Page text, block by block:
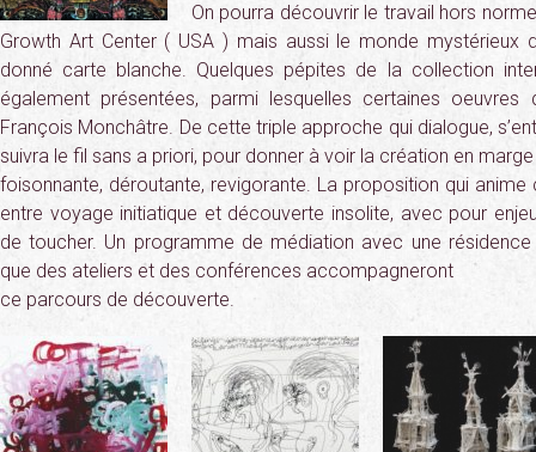
On pourra découvrir le travail hors
Growth Art Center ( USA ) mais aussi le monde mystérieux
donné carte blanche. Quelques pépites de la collection
également présentées, parmi lesquelles certaines oeuvres
François Monchâtre. De cette triple approche qui dialogue,
suivra le fil sans a priori, pour donner à voir la création en marge
foisonnante, déroutante, revigorante. La proposition qui
entre voyage initiatique et découverte insolite, avec pour enjeu
de toucher. Un programme de médiation avec une
que des ateliers et des conférences accompagneront
ce parcours de découverte.